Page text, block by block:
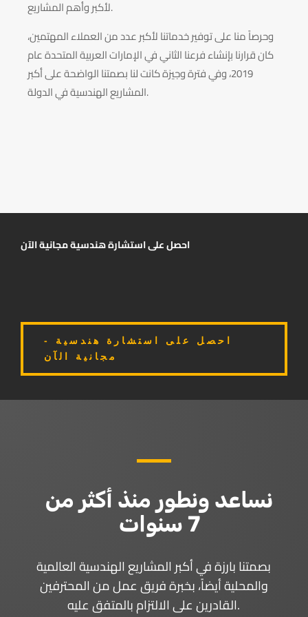
لأكبر وأهم المشاريع.
وحرصاً منا على توفير خدماتنا لأكبر عدد من العملاء المهتمين،
كان قرارنا بإنشاء فرعنا الثاني في الإمارات العربية المتحدة عام
2019، وفي فترة وجيزة كانت لنا بصمتنا الواضحة على أكبر
المشاريع الهندسية في الدولة.
احصل على استشارة هندسية مجانية الآن
- احصل على استشارة هندسية
مجانية الآن
نساعد ونطور منذ أكثر من
7 سنوات
بصمتنا بارزة في أكبر المشاريع الهندسية العالمية
والمحلية أيضاً، بخبرة فريق عمل من المحترفين
القادرين على الالتزام بالمتفق عليه.